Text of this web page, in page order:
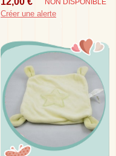
NON DISPONIBLE
Créer une alerte